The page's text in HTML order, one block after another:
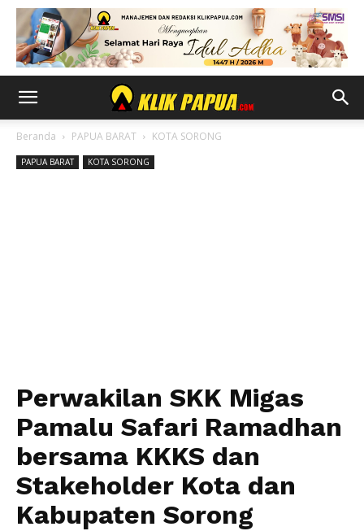
Beranda PAPUA BARAT KOTA SORONG
PAPUA BARAT KOTA SORONG
Perwakilan SKK Migas
Pamalu Safari Ramadhan
bersama KKKS dan
Stakeholder Kota dan
Kabupaten Sorong